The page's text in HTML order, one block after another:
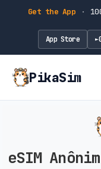
Get the App ·
App Store ►
PikaSim
eSIM